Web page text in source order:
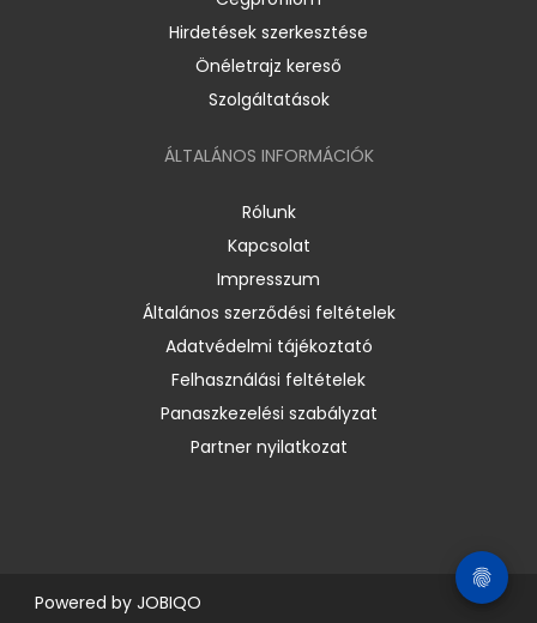
Hirdetések szerkesztése
Önéletrajz kereső
Szolgáltatások
ÁLTALÁNOS INFORMÁCIÓK
Rólunk
Kapcsolat
Impresszum
Általános szerződési feltételek
Adatvédelmi tájékoztató
Felhasználási feltételek
Panaszkezelési szabályzat
Partner nyilatkozat
Powered by JOBIQO